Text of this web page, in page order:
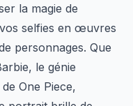
la magie de
selfies en œuvres
personnages. Que
le génie
One Piece,